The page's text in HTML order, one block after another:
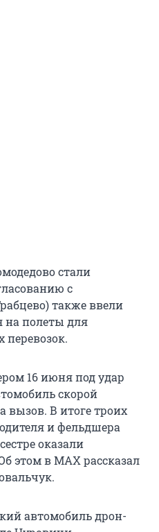
стали
с
также ввели
на полеты для
перевозок.
16 июня под удар
скорой
вызов. В итоге троих
и фельдшера
оказали
этом в MAX рассказал
автомобиль дрон-